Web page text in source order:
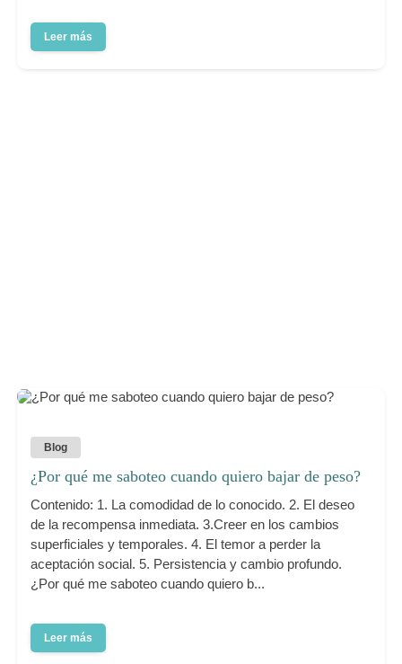
Leer más
Blog
¿Por qué me saboteo cuando quiero bajar de peso?
Contenido: 1. La comodidad de lo conocido. 2. El deseo
de la recompensa inmediata. 3.Creer en los cambios
superficiales y temporales. 4. El temor a perder la
aceptación social. 5. Persistencia y cambio profundo.
¿Por qué me saboteo cuando quiero b...
Leer más